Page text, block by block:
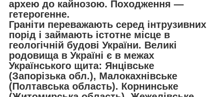
архею до кайнозою. Походження —
гетерогенне.
Граніти переважають серед інтрузивних
порід і займають істотне місце в
геологічній будові України. Великі
родовища в Україні є в межах
Українського щита: Янцівське
(Запорізька обл.), Малокахнівське
(Полтавська область). Корнинське